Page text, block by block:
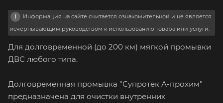
Информация на сайте считается ознакомительной и не является
исчерпывающим руководством к использованию товара или услуги.
Для долговременной (до 200 км) мягкой промывки
ДВС любого типа.
Долговременная промывка "Супротек А-прохим"
предназначена для очистки внутренних